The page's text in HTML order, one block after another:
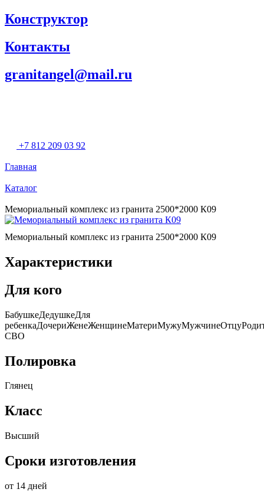
Конструктор
Контакты
granitangel@mail.ru
+7 812 209 03 92
Главная
Каталог
Мемориальный комплекс из гранита 2500*2000 К09
Мемориальный комплекс из гранита 2500*2000 К09
Характеристики
Для кого
БабушкеДедушкеДля
СВО
Полировка
Глянец
Класс
Высший
Сроки изготовления
от 14 дней